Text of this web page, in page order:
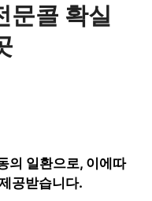
문콜 확실
의 일환으로, 이에따
공받습니다.